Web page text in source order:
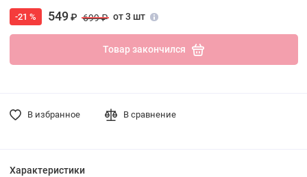
-21 % 549₽ 699 ₽ от 3 шт
Товар закончился
В избранное В сравнение
Характеристики